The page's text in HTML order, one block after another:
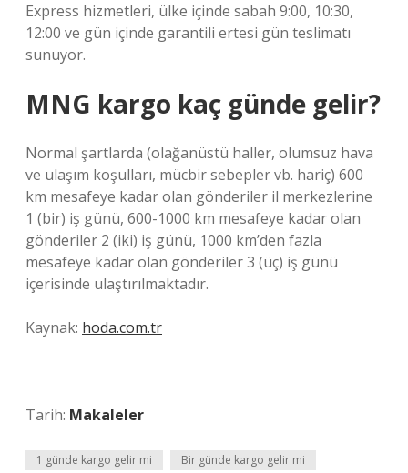
Express hizmetleri, ülke içinde sabah 9:00, 10:30,
12:00 ve gün içinde garantili ertesi gün teslimatı
sunuyor.
MNG kargo kaç günde gelir?
Normal şartlarda (olağanüstü haller, olumsuz hava
ve ulaşım koşulları, mücbir sebepler vb. hariç) 600
km mesafeye kadar olan gönderiler il merkezlerine
1 (bir) iş günü, 600-1000 km mesafeye kadar olan
gönderiler 2 (iki) iş günü, 1000 km’den fazla
mesafeye kadar olan gönderiler 3 (üç) iş günü
içerisinde ulaştırılmaktadır.
Kaynak: hoda.com.tr
Tarih: Makaleler
1 günde kargo gelir mi Bir günde kargo gelir mi